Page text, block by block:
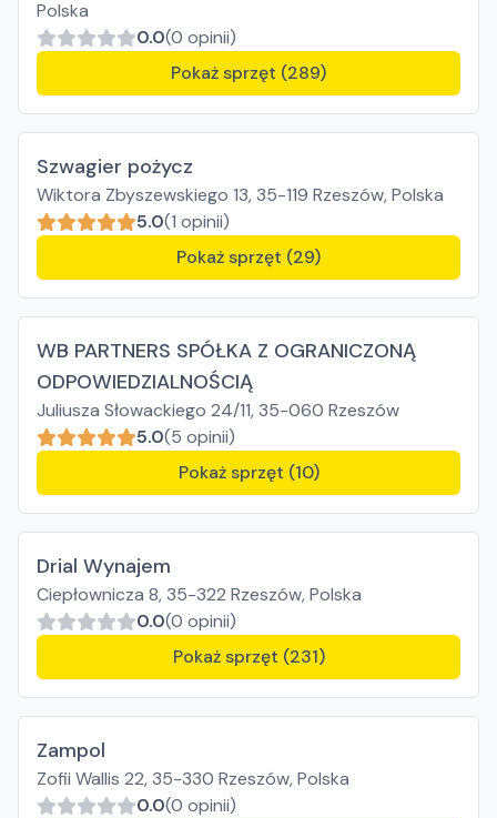
Polska
0.0(0 opinii)
Pokaż sprzęt (289)
Szwagier pożycz
Wiktora Zbyszewskiego 13, 35-119 Rzeszów, Polska
5.0(1 opinii)
Pokaż sprzęt (29)
WB PARTNERS SPÓŁKA Z OGRANICZONĄ
ODPOWIEDZIALNOŚCIĄ
Juliusza Słowackiego 24/11, 35-060 Rzeszów
5.0(5 opinii)
Pokaż sprzęt (10)
Drial Wynajem
Ciepłownicza 8, 35-322 Rzeszów, Polska
0.0(0 opinii)
Pokaż sprzęt (231)
Zampol
Zofii Wallis 22, 35-330 Rzeszów, Polska
0.0(0 opinii)